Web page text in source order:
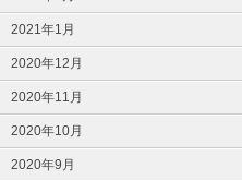
2021年1月
2020年12月
2020年11月
2020年10月
2020年9月